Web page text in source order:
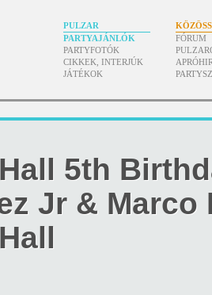
PULZAR
PARTYAJÁNLÓK
PARTYFOTÓK
CIKKEK, INTERJÚK
JÁTÉKOK
FÓRUM
5th
Jr & Marco